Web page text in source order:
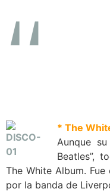
“
* The
Aunque
Beatles”,
The White Album.
por la banda de